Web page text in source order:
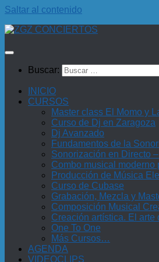
Saltar al contenido
Buscar:
INICIO
CURSOS
Master class El Momo y
Curso de Dj en Zaragoza
Dj Avanzado
Fundamentos de la
Sonorización en Directo
Combo musical moderno
Producción de Música
Curso de Cubase
Grabación, Mezcla y
Composición Musical
Creación artística. El
One To One
Más Cursos…
AGENDA
VIDEOCLIPS